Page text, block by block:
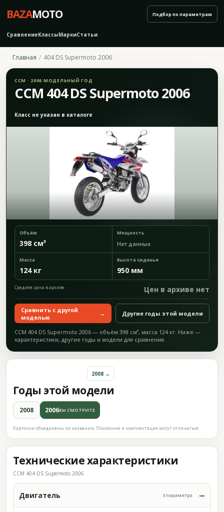
BAZAMOTO
СравнениеКлассыМаркиСтатьи
Подбор по параметрам
Главная 404 DS Supermoto 2006
CCM · 2006 МОДЕЛЬНЫЙ ГОД
CCM 404 DS Supermoto 2006
Класс не указан в каталоге
Объём
398 см³
Мощность
Нет данных
Масса
124 кг
Высота сиденья
950 мм
Средняя цена в архиве Цен в архиве нет
Сравнить с другой
моделью
→ Другие годы этой модели
CCM 404 DS Supermoto 2006 — объём 398 см³, масса 124 кг. Ниже —
характеристики, другие годы и модели для сравнения.
Годы этой модели
2008 →
2008 2006ВЫ СМОТРИТЕ
Карточки объединены по названию. Поколение и комплектация могут отличаться.
Технические характеристики
CCM 404 DS Supermoto 2006
Двигатель 3 параметра